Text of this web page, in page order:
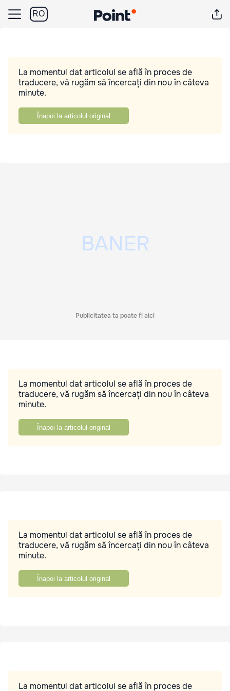
RO
La momentul dat articolul se află în proces de
traducere, vă rugăm să încercați din nou în câteva
minute.
Înapoi la articolul original
Publicitatea ta poate fi aici
La momentul dat articolul se află în proces de
traducere, vă rugăm să încercați din nou în câteva
minute.
Înapoi la articolul original
La momentul dat articolul se află în proces de
traducere, vă rugăm să încercați din nou în câteva
minute.
Înapoi la articolul original
La momentul dat articolul se află în proces de